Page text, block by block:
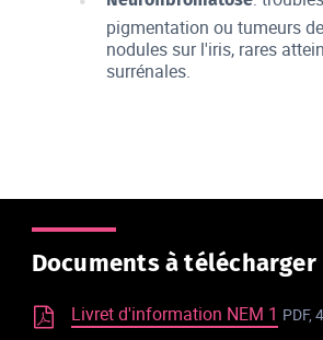
pigmentation ou tumeurs
nodules sur l'iris, rares
surrénales.
Documents à télécharger
Livret d'information NEM 1 PDF,